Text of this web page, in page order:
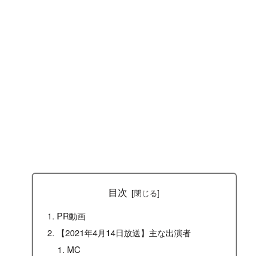
目次
PR動画
【2021年4月14日放送】主な出演者
MC